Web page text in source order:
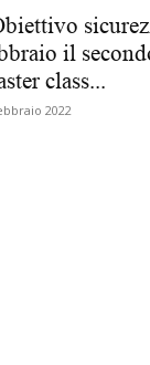
il
class...
2022